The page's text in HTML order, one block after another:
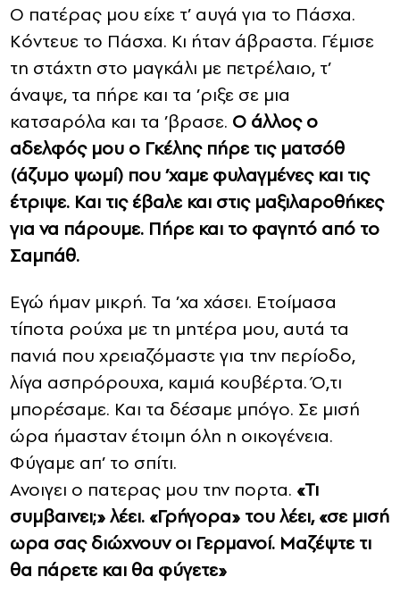
Ο πατέρας μου είχε τ’ αυγά για το Πάσχα.
Κόντευε το Πάσχα. Κι ήταν άβραστα. Γέμισε
τη στάχτη στο μαγκάλι με πετρέλαιο, τ’
άναψε, τα πήρε και τα ’ριξε σε μια
κατσαρόλα και τα ’βρασε. Ο άλλος ο
αδελφός μου ο Γκέλης πήρε τις ματσόθ
(άζυμο ψωμί) που ’χαμε φυλαγμένες και τις
έτριψε. Και τις έβαλε και στις μαξιλαροθήκες
για να πάρουμε. Πήρε και το φαγητό από το
Σαμπάθ.
Εγώ ήμαν μικρή. Τα ’χα χάσει. Ετοίμασα
τίποτα ρούχα με τη μητέρα μου, αυτά τα
πανιά που χρειαζόμαστε για την περίοδο,
λίγα ασπρόρουχα, καμιά κουβέρτα. Ό,τι
μπορέσαμε. Και τα δέσαμε μπόγο. Σε μισή
ώρα ήμασταν έτοιμη όλη η οικογένεια.
Φύγαμε απ’ το σπίτι.
Ανοιγει ο πατερας μου την πορτα. «Τι
συμβαινει;» λέει. «Γρήγορα» του λέει, «σε μισή
ωρα σας διώχνουν οι Γερμανοί. Μαζέψτε τι
θα πάρετε και θα φύγετε»